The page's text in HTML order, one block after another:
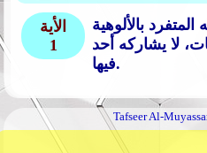
الأية
1
بالألوهية
لا يشاركه أحد
فيها.
Tafseer Al-